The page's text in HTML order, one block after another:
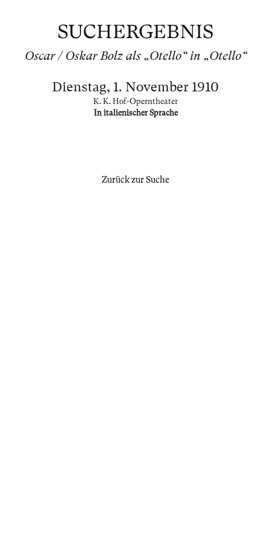
SUCHERGEBNIS
Oscar / Oskar Bolz als „Otello“ in „Otello“
Dienstag, 1. November 1910
K. K. Hof-Operntheater
In italienischer Sprache
Zurück zur Suche